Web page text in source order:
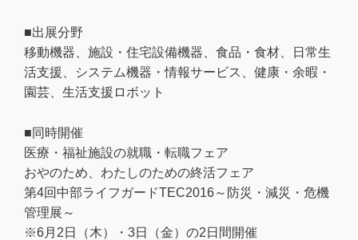
■出展分野
移動機器、施設・住宅設備機器、食品・食材、日常生
活支援、システム機器・情報サービス、健康・余暇・
園芸、生活支援ロボット
■同時開催
医療・福祉施設の就職・転職フェア
おやのため、わたしのための終活フェア
第4回中部ライフガードTEC2016～防災・減災・危機
管理展～
※6月2日（木）・3日（金）の2日間開催